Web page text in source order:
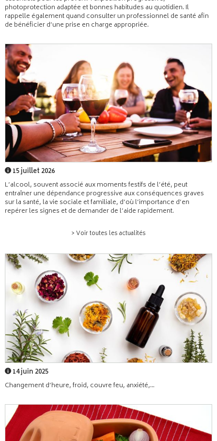
photoprotection adaptée et bonnes habitudes au quotidien. Il
rappelle également quand consulter un professionnel de santé afin
de bénéficier d’une prise en charge appropriée.
15 juillet 2026
L’alcool, souvent associé aux moments festifs de l’été, peut
entraîner une dépendance progressive aux conséquences graves
sur la santé, la vie sociale et familiale, d’où l’importance d’en
repérer les signes et de demander de l’aide rapidement.
> Voir toutes les actualités
14 juin 2025
Changement d’heure, froid, couvre feu, anxiété,...